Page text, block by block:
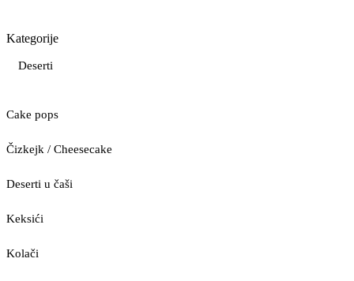
Kategorije
Deserti
Cake pops
Čizkejk / Cheesecake
Deserti u čaši
Keksići
Kolači